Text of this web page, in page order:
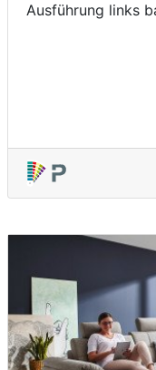
Ausführung links